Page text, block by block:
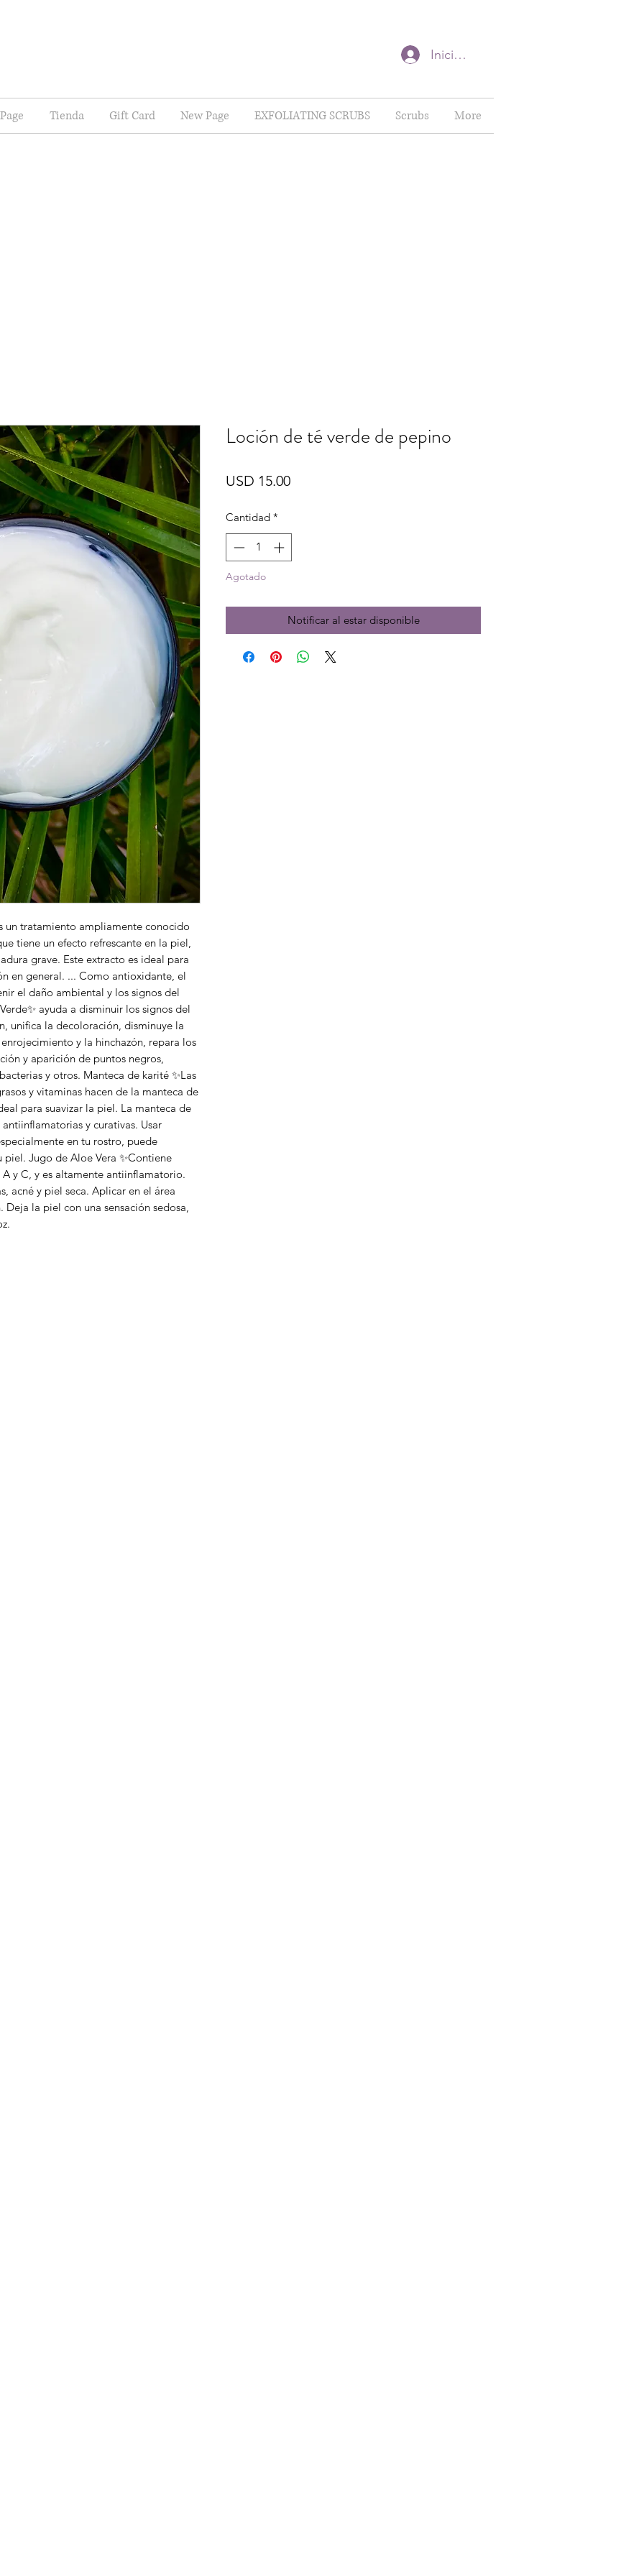
Iniciar sesión
Tienda Gift Card New Page EXFOLIATING SCRUBS Scrubs More
un tratamiento ampliamente conocido
tiene un efecto refrescante en la piel,
grave. Este extracto es ideal para
en general. ... Como antioxidante, el
el daño ambiental y los signos del
ayuda a disminuir los signos del
unifica la decoloración, disminuye la
y la hinchazón, repara los
y aparición de puntos negros,
y otros. Manteca de karité ✨Las
y vitaminas hacen de la manteca de
para suavizar la piel. La manteca de
y curativas. Usar
en tu rostro, puede
Jugo de Aloe Vera ✨Contiene
y C, y es altamente antiinflamatorio.
acné y piel seca. Aplicar en el área
la piel con una sensación sedosa,
Loción de té verde de pepino
USD 15.00Precio
Cantidad *
Agotado
Notificar al estar disponible